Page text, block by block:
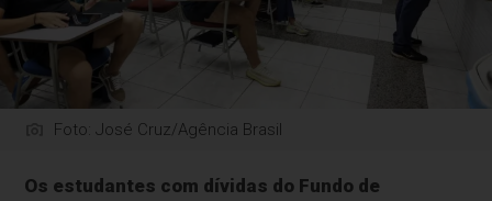
Foto: José Cruz/Agência Brasil
Os estudantes com dívidas do Fundo de